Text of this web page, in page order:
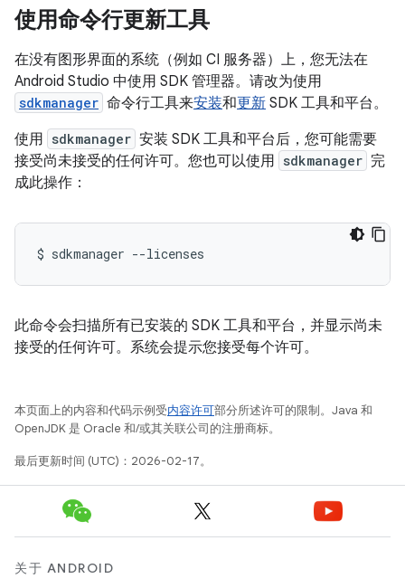
使用命令行更新工具
在没有图形界面的系统（例如 CI 服务器）上，您无法在
Android Studio 中使用 SDK 管理器。请改为使用
sdkmanager 命令行工具来安装和更新 SDK 工具和平台。
使用 sdkmanager 安装 SDK 工具和平台后，您可能需要
接受尚未接受的任何许可。您也可以使用 sdkmanager 完
成此操作：
$ sdkmanager --licenses
此命令会扫描所有已安装的 SDK 工具和平台，并显示尚未
接受的任何许可。系统会提示您接受每个许可。
本页面上的内容和代码示例受内容许可部分所述许可的限制。Java 和
OpenJDK 是 Oracle 和/或其关联公司的注册商标。
最后更新时间 (UTC)：2026-02-17。
关于 ANDROID